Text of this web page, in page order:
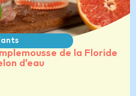
de la Floride
d’eau